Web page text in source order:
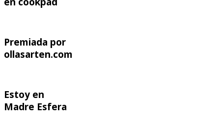
Premiada por
ollasarten.com
Estoy en
Madre Esfera